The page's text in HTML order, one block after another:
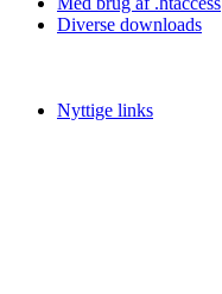
Diverse downloads
Nyttige links